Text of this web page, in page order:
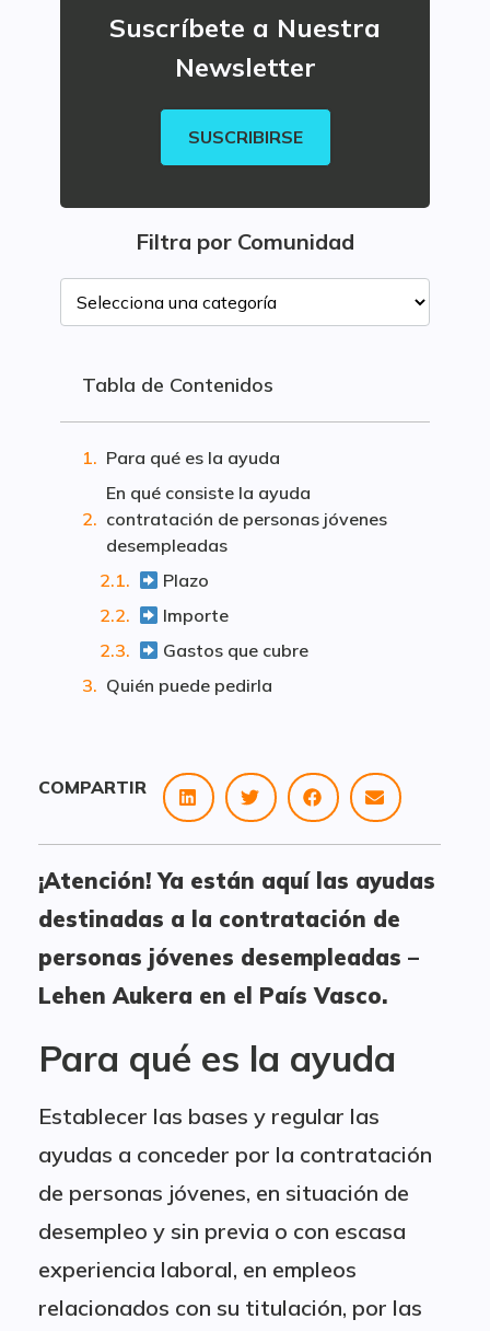
COMPARTIR
¡Atención! Ya están aquí las ayudas
destinadas a la contratación de
personas jóvenes desempleadas –
Lehen Aukera en el País Vasco.
Para qué es la ayuda
Establecer las bases y regular las
ayudas a conceder por la contratación
de personas jóvenes, en situación de
desempleo y sin previa o con escasa
experiencia laboral, en empleos
relacionados con su titulación, por las
Suscríbete a Nuestra
Newsletter
SUSCRIBIRSE
Filtra por Comunidad
Tabla de Contenidos
Para qué es la ayuda
En qué consiste la ayuda
contratación de personas jóvenes
desempleadas
Plazo
Importe
Gastos que cubre
Quién puede pedirla